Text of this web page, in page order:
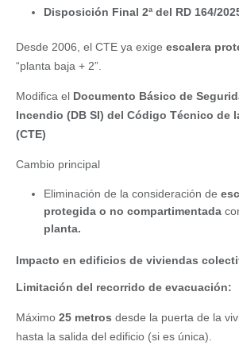
Disposición Final 2ª del RD 164/
Desde 2006, el CTE ya exige escalera
“planta baja + 2”.
Modifica el Documento Básico de
Incendio (DB SI) del Código Técnico de
(CTE)
Cambio principal
Eliminación de la consideración de
protegida o no compartimentada
planta.
Impacto en edificios de viviendas
Limitación del recorrido de evacuación:
Máximo 25 metros desde la puerta de la
hasta la salida del edificio (si es única).